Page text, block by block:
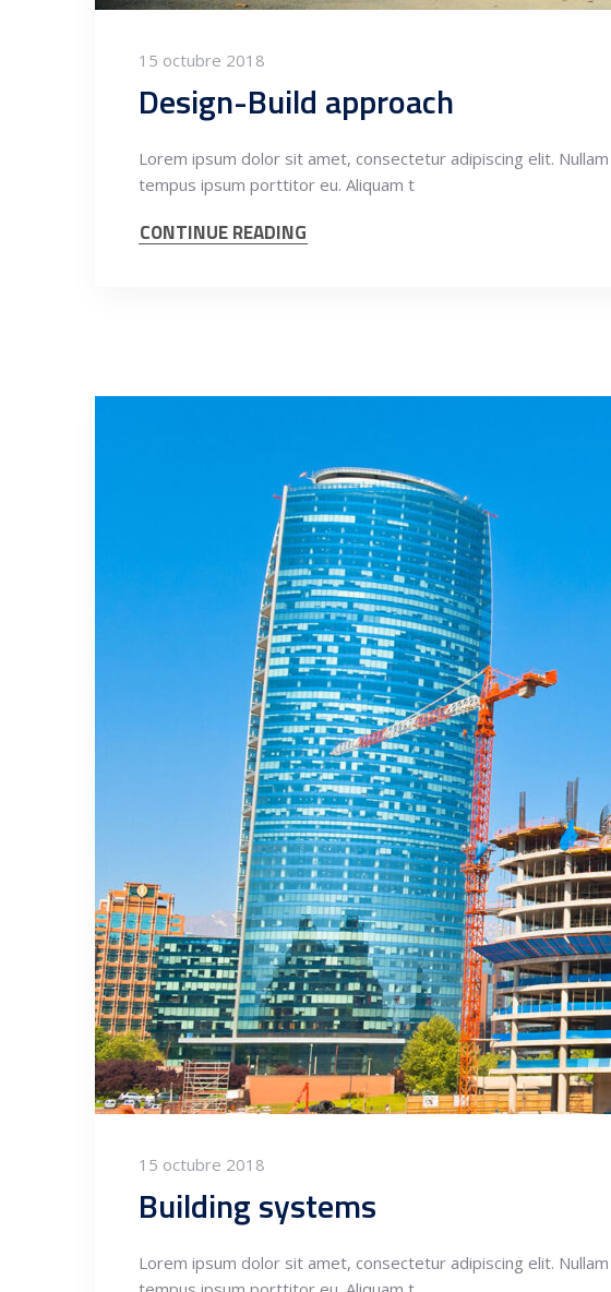
15 octubre 2018
Design-Build approach
Lorem ipsum dolor sit amet, consectetur adipiscing elit.
tempus ipsum porttitor eu. Aliquam t
CONTINUE READING
15 octubre 2018
Building systems
Lorem ipsum dolor sit amet, consectetur adipiscing elit.